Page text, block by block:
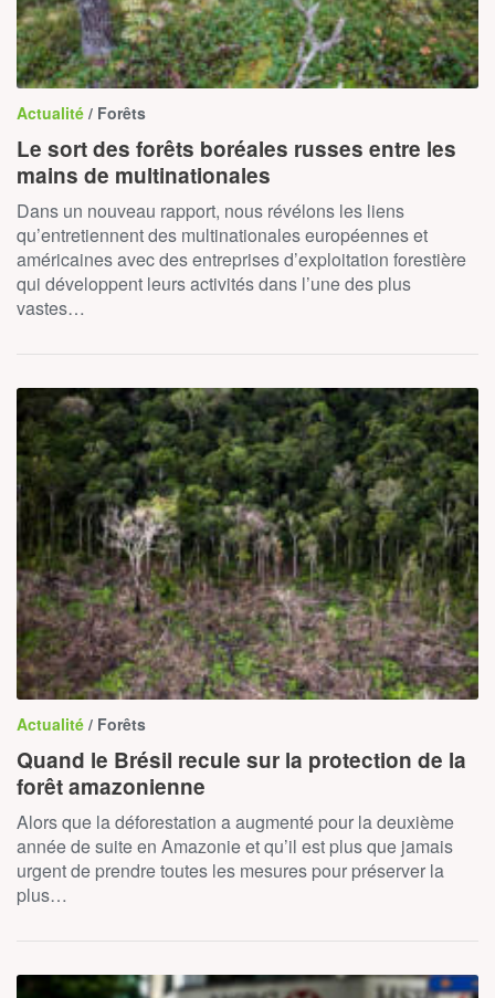
Actualité / Forêts
Le sort des forêts boréales russes entre les
mains de multinationales
Dans un nouveau rapport, nous révélons les liens
qu’entretiennent des multinationales européennes et
américaines avec des entreprises d’exploitation forestière
qui développent leurs activités dans l’une des plus
vastes…
Actualité / Forêts
Quand le Brésil recule sur la protection de la
forêt amazonienne
Alors que la déforestation a augmenté pour la deuxième
année de suite en Amazonie et qu’il est plus que jamais
urgent de prendre toutes les mesures pour préserver la
plus…